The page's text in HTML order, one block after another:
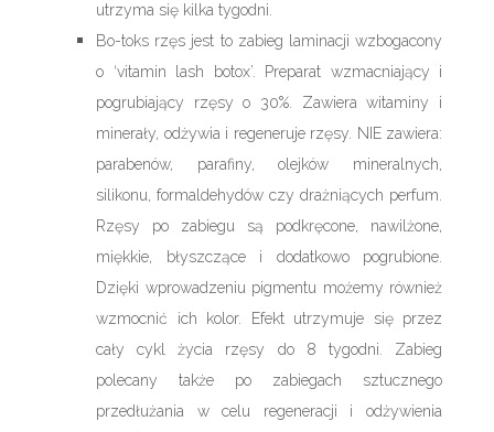
utrzyma się kilka tygodni.
Bo-toks rzęs jest to zabieg laminacji wzbogacony
o ‘vitamin lash botox’. Preparat wzmacniający i
pogrubiający rzęsy o 30%. Zawiera witaminy i
minerały, odżywia i regeneruje rzęsy. NIE zawiera:
parabenów, parafiny, olejków mineralnych,
silikonu, formaldehydów czy drażniących perfum.
Rzęsy po zabiegu są podkręcone, nawilżone,
miękkie, błyszczące i dodatkowo pogrubione.
Dzięki wprowadzeniu pigmentu możemy również
wzmocnić ich kolor. Efekt utrzymuje się przez
cały cykl życia rzęsy do 8 tygodni. Zabieg
polecany także po zabiegach sztucznego
przedłużania w celu regeneracji i odżywienia